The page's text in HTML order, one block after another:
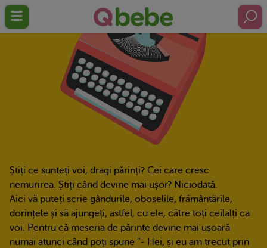
Știți ce sunteți voi, dragi părinți? Cei care cresc
nemurirea. Știți când devine mai ușor? Niciodată.
Aici vă puteți scrie gândurile, oboselile, frământările,
dorințele și să ajungeți, astfel, cu ele, către toți ceilalți ca
voi. Pentru că meseria de părinte devine mai ușoară
numai atunci când poți spune ”- Hei, și eu am trecut prin